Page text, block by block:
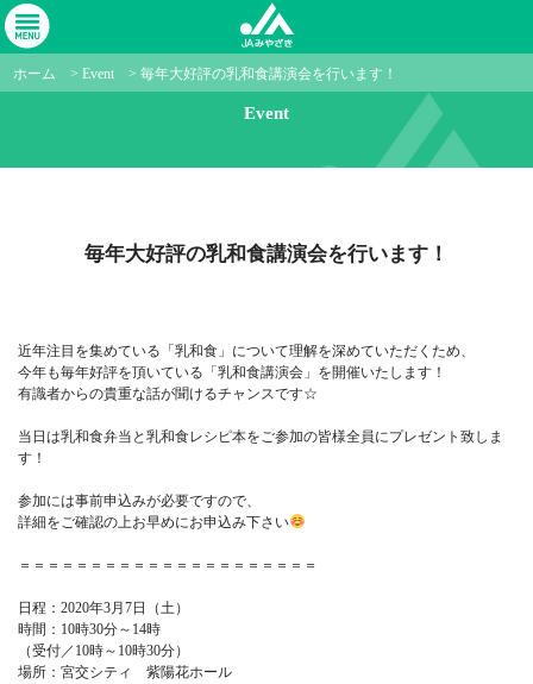
ホーム > Event > 毎年大好評の乳和食講演会を行います！
Event
毎年大好評の乳和食講演会を行います！
近年注目を集めている「乳和食」について理解を深めていただくため、
今年も毎年好評を頂いている「乳和食講演会」を開催いたします！
有識者からの貴重な話が聞けるチャンスです☆
当日は乳和食弁当と乳和食レシピ本をご参加の皆様全員にプレゼント致しま
す！
参加には事前申込みが必要ですので、
詳細をご確認の上お早めにお申込み下さい
＝＝＝＝＝＝＝＝＝＝＝＝＝＝＝＝＝＝＝＝＝
日程：2020年3月7日（土）
時間：10時30分～14時
（受付／10時～10時30分）
場所：宮交シティ 紫陽花ホール